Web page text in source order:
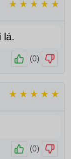
lá.
(0)
(0)